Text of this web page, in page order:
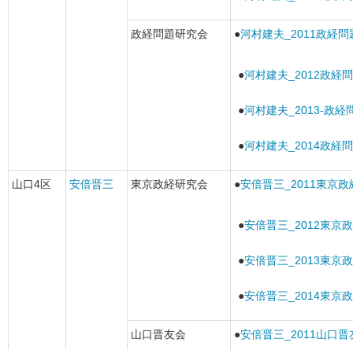
政経問題研究会 ●河村建夫_2011政経問
●河村建夫_2012政経
●河村建夫_2013-政経
●河村建夫_2014政経
山口4区 安倍晋三 東京政経研究会 ●安倍晋三_2011東京政
●安倍晋三_2012東京
●安倍晋三_2013東京
●安倍晋三_2014東京
山口晋友会 ●安倍晋三_2011山口晋